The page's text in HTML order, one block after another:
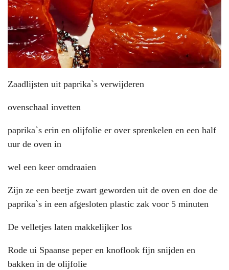
Zaadlijsten uit paprika`s verwijderen
ovenschaal invetten
paprika`s erin en olijfolie er over sprenkelen en een half
uur de oven in
wel een keer omdraaien
Zijn ze een beetje zwart geworden uit de oven en doe de
paprika`s in een afgesloten plastic zak voor 5 minuten
De velletjes laten makkelijker los
Rode ui Spaanse peper en knoflook fijn snijden en
bakken in de olijfolie